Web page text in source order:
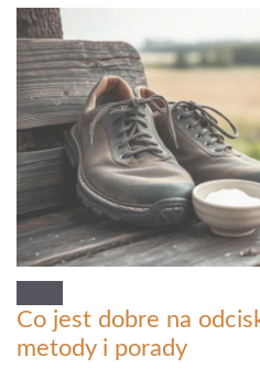
Co jest dobre na
metody i porady